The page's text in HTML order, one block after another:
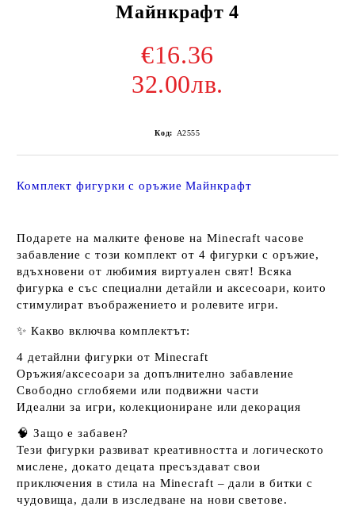
Майнкрафт 4
€16.36
32.00лв.
Код: A2555
Комплект фигурки с оръжие Майнкрафт
Подарете на малките фенове на Minecraft часове
забавление с този комплект от 4 фигурки с оръжие,
вдъхновени от любимия виртуален свят! Всяка
фигурка е със специални детайли и аксесоари, които
стимулират въображението и ролевите игри.
✨ Какво включва комплектът:
4 детайлни фигурки от Minecraft
Оръжия/аксесоари за допълнително забавление
Свободно сглобяеми или подвижни части
Идеални за игри, колекциониране или декорация
🧠 Защо е забавен?
Тези фигурки развиват креативността и логическото
мислене, докато децата пресъздават свои
приключения в стила на Minecraft – дали в битки с
чудовища, дали в изследване на нови светове.